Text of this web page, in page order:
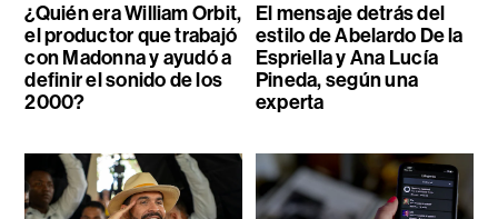
¿Quién era William Orbit,
el productor que trabajó
con Madonna y ayudó a
definir el sonido de los
2000?
El mensaje detrás del
estilo de Abelardo De la
Espriella y Ana Lucía
Pineda, según una
experta